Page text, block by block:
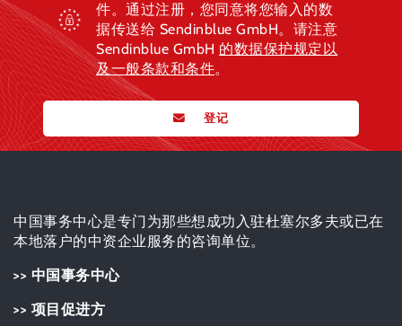
件。通过注册，您同意将您输入的数
据传送给 Sendinblue GmbH。请注意
Sendinblue GmbH 的数据保护规定以
及一般条款和条件。
登记
中国事务中心是专门为那些想成功入驻杜塞尔多夫或已在
本地落户的中资企业服务的咨询单位。
>> 中国事务中心
>> 项目促进方